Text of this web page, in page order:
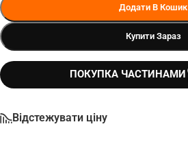
Додати В Кошик
Купити Зараз
ПОКУПКА ЧАСТИНАМИ
Відстежувати ціну